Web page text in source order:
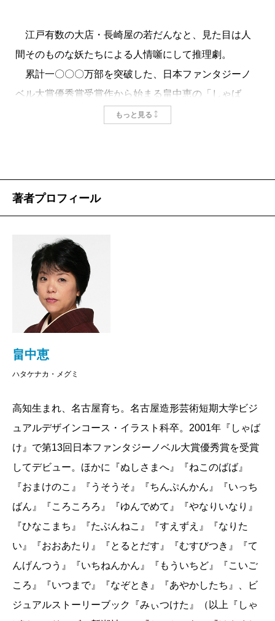
江戸有数の大店・長崎屋の若だんなと、見た目は人
間そのものな妖たちによる人情噺にして推理劇。
累計一〇〇〇万部を突破した、日本ファンタジーノ
ベル大賞優秀賞受賞作から始まる畠中恵の「しゃば
け」シリーズが二五周年を迎えた。最新刊となる第二
誉・利得などのさまざまな欲望にとらわれる心）を見
だ。この巻から読んでも問題なく楽しめる。
一話完結型の物語が、全五話収録されている。第一
話「てあそび」の書き出しの一文は、〈気がつくと江
戸で、とんでもない異変が続いていると、噂が走って
いた〉。
病弱でいつもながらに病床に臥せっている若だんな
の一太郎は、長崎屋に居候している、屛風のぞきや小
やって来たのが、この日が初対面となる化け狐だ。
「若だんな、私は赤月と申します。昨日、神田を歩い
ていたら、悪い狐として、人から拳固で殴られまし
た。助けて下さい」。人間には見えない、聞こえない
はずの妖の存在を受け入れてくれる若だんなは、妖界
に名を轟かす良き相談役なのだ。一連の訴えを聞いた
屛風のぞきの抱く疑問が、このお話の核をなす。「あ
のさ、日の本には狐がいるもんだ。昔っから、そうだ
よな。なのに何で今、人が狐を悪く言うんだろ？ 今
更、人を化かすからと、狐を殴るなんて、変だよ
な」。
もっと見る
著者プロフィール
畠中恵
ハタケナカ・メグミ
高知生まれ、名古屋育ち。名古屋造形芸術短期大学ビジ
ュアルデザインコース・イラスト科卒。2001年『しゃば
け』で第13回日本ファンタジーノベル大賞優秀賞を受賞
してデビュー。ほかに『ぬしさまへ』『ねこのばば』
『おまけのこ』『うそうそ』『ちんぷんかん』『いっち
ばん』『ころころろ』『ゆんでめて』『やなりいなり』
『ひなこまち』『たぶんねこ』『すえずえ』『なりた
い』『おおあたり』『とるとだす』『むすびつき』『て
んげんつう』『いちねんかん』『もういちど』『こいご
ころ』『いつまで』『なぞとき』『あやかしたち』、ビ
ジュアルストーリーブック『みぃつけた』（以上『しゃ